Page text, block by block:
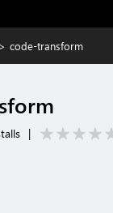
> code-transform
|